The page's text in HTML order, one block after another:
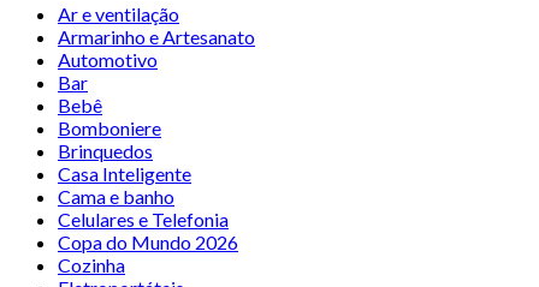
Ar e ventilação
Armarinho e Artesanato
Automotivo
Bar
Bebê
Bomboniere
Brinquedos
Casa Inteligente
Cama e banho
Celulares e Telefonia
Copa do Mundo 2026
Cozinha